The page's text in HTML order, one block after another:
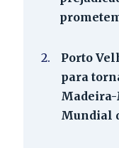
2.
Porto
para
Mundial